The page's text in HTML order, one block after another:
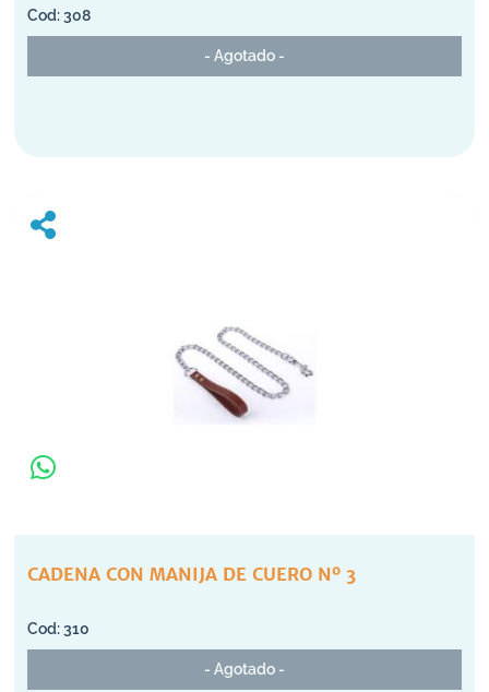
308
- Agotado -
CADENA CON MANIJA DE CUERO Nº 3
310
- Agotado -